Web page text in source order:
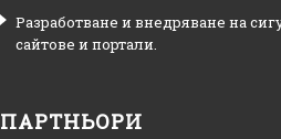
Разработване и внедряване на
сайтове и портали.
ПАРТНЬОРИ